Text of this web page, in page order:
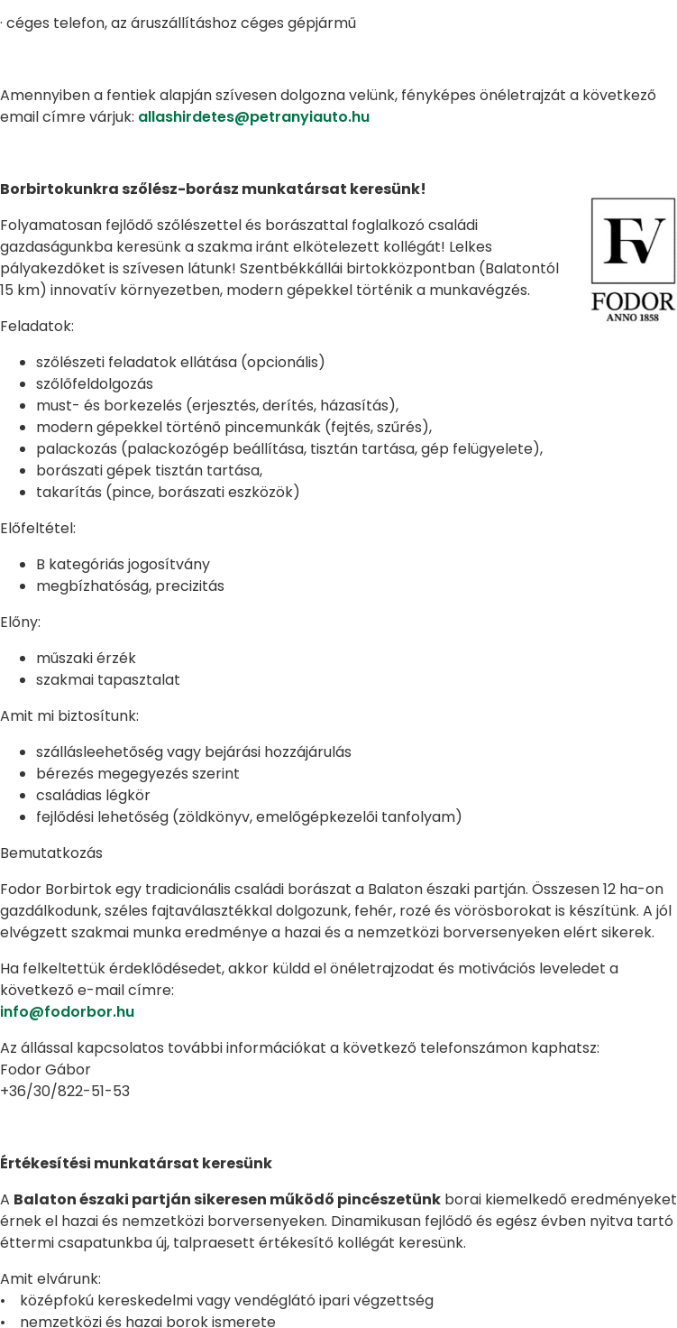
· céges telefon, az áruszállításhoz céges gépjármű
Amennyiben a fentiek alapján szívesen dolgozna velünk, fényképes önéletrajzát a következő
email címre várjuk: allashirdetes@petranyiauto.hu
Borbirtokunkra szőlész-borász munkatársat keresünk!
Folyamatosan fejlődő szőlészettel és borászattal foglalkozó családi
gazdaságunkba keresünk a szakma iránt elkötelezett kollégát! Lelkes
pályakezdőket is szívesen látunk! Szentbékkállái birtokközpontban (Balatontól
15 km) innovatív környezetben, modern gépekkel történik a munkavégzés.
Feladatok:
szőlészeti feladatok ellátása (opcionális)
szőlőfeldolgozás
must- és borkezelés (erjesztés, derítés, házasítás),
modern gépekkel történő pincemunkák (fejtés, szűrés),
palackozás (palackozógép beállítása, tisztán tartása, gép felügyelete),
borászati gépek tisztán tartása,
takarítás (pince, borászati eszközök)
Előfeltétel:
B kategóriás jogosítvány
megbízhatóság, precizitás
Előny:
műszaki érzék
szakmai tapasztalat
Amit mi biztosítunk:
szállásleehetőség vagy bejárási hozzájárulás
bérezés megegyezés szerint
családias légkör
fejlődési lehetőség (zöldkönyv, emelőgépkezelői tanfolyam)
Bemutatkozás
Fodor Borbirtok egy tradicionális családi borászat a Balaton északi partján. Összesen 12 ha-on
gazdálkodunk, széles fajtaválasztékkal dolgozunk, fehér, rozé és vörösborokat is készítünk. A jól
elvégzett szakmai munka eredménye a hazai és a nemzetközi borversenyeken elért sikerek.
Ha felkeltettük érdeklődésedet, akkor küldd el önéletrajzodat és motivációs leveledet a
következő e-mail címre:
info@fodorbor.hu
Az állással kapcsolatos további információkat a következő telefonszámon kaphatsz:
Fodor Gábor
+36/30/822-51-53
Értékesítési munkatársat keresünk
A Balaton északi partján sikeresen működő pincészetünk borai kiemelkedő eredményeket
érnek el hazai és nemzetközi borversenyeken. Dinamikusan fejlődő és egész évben nyitva tartó
éttermi csapatunkba új, talpraesett értékesítő kollégát keresünk.
Amit elvárunk:
• középfokú kereskedelmi vagy vendéglátó ipari végzettség
• nemzetközi és hazai borok ismerete